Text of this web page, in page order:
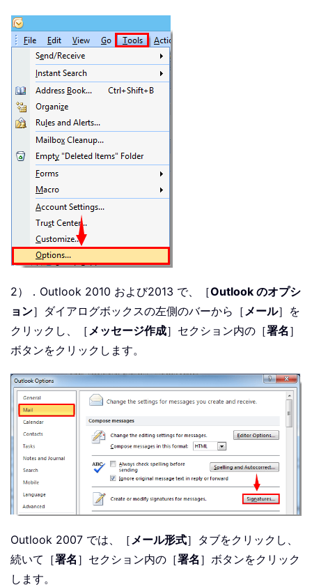
2）．Outlook 2010 および2013 で、［Outlook のオプシ
ョン］ダイアログボックスの左側のバーから［メール］を
クリックし、［メッセージ作成］セクション内の［署名 ］
ボタンをクリックします。
Outlook 2007 では、［メール形式］タブをクリックし、
続いて［署名 ］セクション内の［署名 ］ボタンをクリック
します。